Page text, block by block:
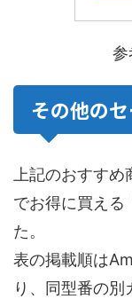
参
その他の
上記のおすす
でお得に買える
た。
表の掲載順は
り、同型番の別